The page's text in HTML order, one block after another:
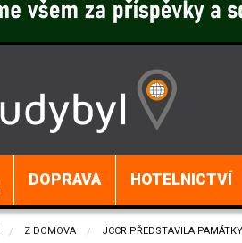
DOPRAVA HOTELNICTVÍ
Z DOMOVA CURRENT:
JCCR PŘEDSTAVILA